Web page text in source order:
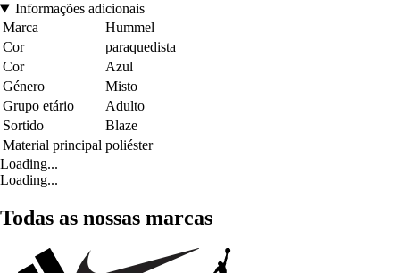
Informações adicionais
Marca
Hummel
Cor
paraquedista
Cor
Azul
Género
Misto
Grupo etário
Adulto
Sortido
Blaze
Material principal poliéster
Loading...
Loading...
Todas as nossas marcas